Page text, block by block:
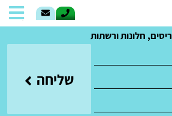
חלונות ורשתות
שליחה